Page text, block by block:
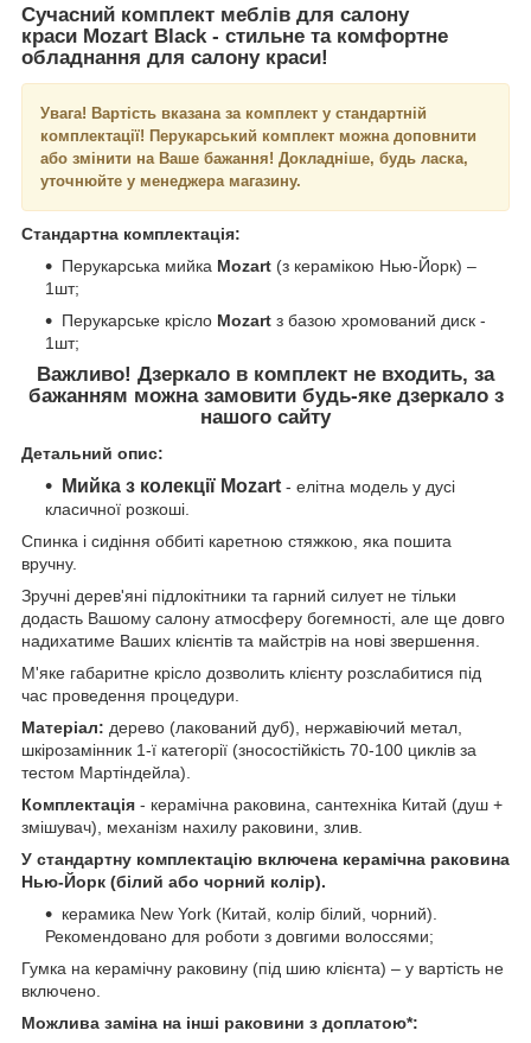
Сучасний комплект меблів для салону
краси Mozart Black - стильне та комфортне
обладнання для салону краси!
Увага! Вартість вказана за комплект у стандартній
комплектації! Перукарський комплект можна доповнити
або змінити на Ваше бажання! Докладніше, будь ласка,
уточнюйте у менеджера магазину.
Стандартна комплектація:
Перукарська мийка Mozart (з керамікою Нью-Йорк) –
1шт;
Перукарське крісло Mozart з базою хромований диск -
1шт;
Важливо! Дзеркало в комплект не входить, за
бажанням можна замовити будь-яке дзеркало з
нашого сайту
Детальний опис:
Мийка з колекції Mozart - елітна модель у дусі
класичної розкоші.
Спинка і сидіння оббиті каретною стяжкою, яка пошита
вручну.
Зручні дерев'яні підлокітники та гарний силует не тільки
додасть Вашому салону атмосферу богемності, але ще довго
надихатиме Ваших клієнтів та майстрів на нові звершення.
М'яке габаритне крісло дозволить клієнту розслабитися під
час проведення процедури.
Матеріал: дерево (лакований дуб), нержавіючий метал,
шкірозамінник 1-ї категорії (зносостійкість 70-100 циклів за
тестом Мартіндейла).
Комплектація - керамічна раковина, сантехніка Китай (душ +
змішувач), механізм нахилу раковини, злив.
У стандартну комплектацію включена керамічна раковина
Нью-Йорк (білий або чорний колір).
керамика New York (Китай, колір білий, чорний).
Рекомендовано для роботи з довгими волоссями;
Гумка на керамічну раковину (під шию клієнта) – у вартість не
включено.
Можлива заміна на інші раковини з доплатою*: